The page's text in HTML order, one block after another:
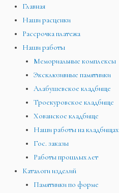
Главная
Наши расценки
Рассрочка платежа
Наши работы
Мемориальные комплексы
Эксклюзивные памятники
Алабушевское кладбище
Троекуровское кладбище
Хованское кладбище
Наши работы на кладбищах
Гос. заказы
Работы прошлых лет
Каталоги изделий
Памятники по форме